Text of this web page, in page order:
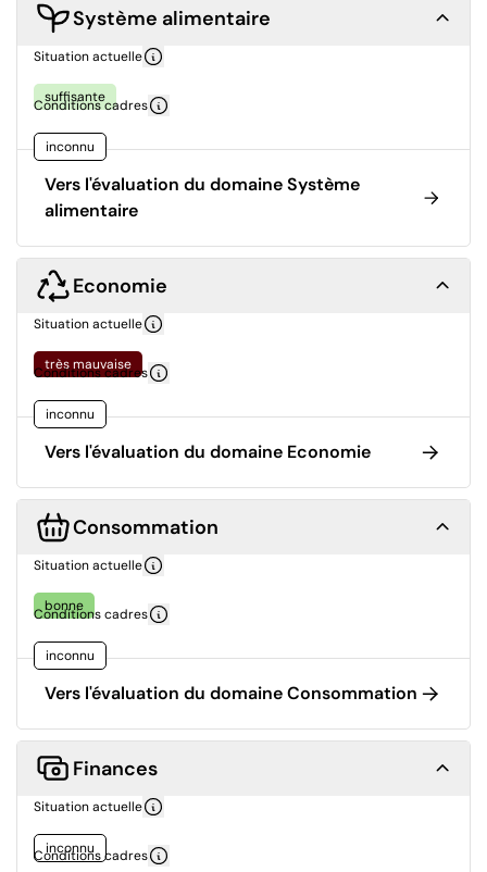
Système alimentaire
Situation actuelle
suffisante
Conditions cadres
inconnu
Vers l'évaluation du domaine Système
alimentaire
Economie
Situation actuelle
très mauvaise
Conditions cadres
inconnu
Vers l'évaluation du domaine Economie
Consommation
Situation actuelle
bonne
Conditions cadres
inconnu
Vers l'évaluation du domaine Consommation
Finances
Situation actuelle
inconnu
Conditions cadres